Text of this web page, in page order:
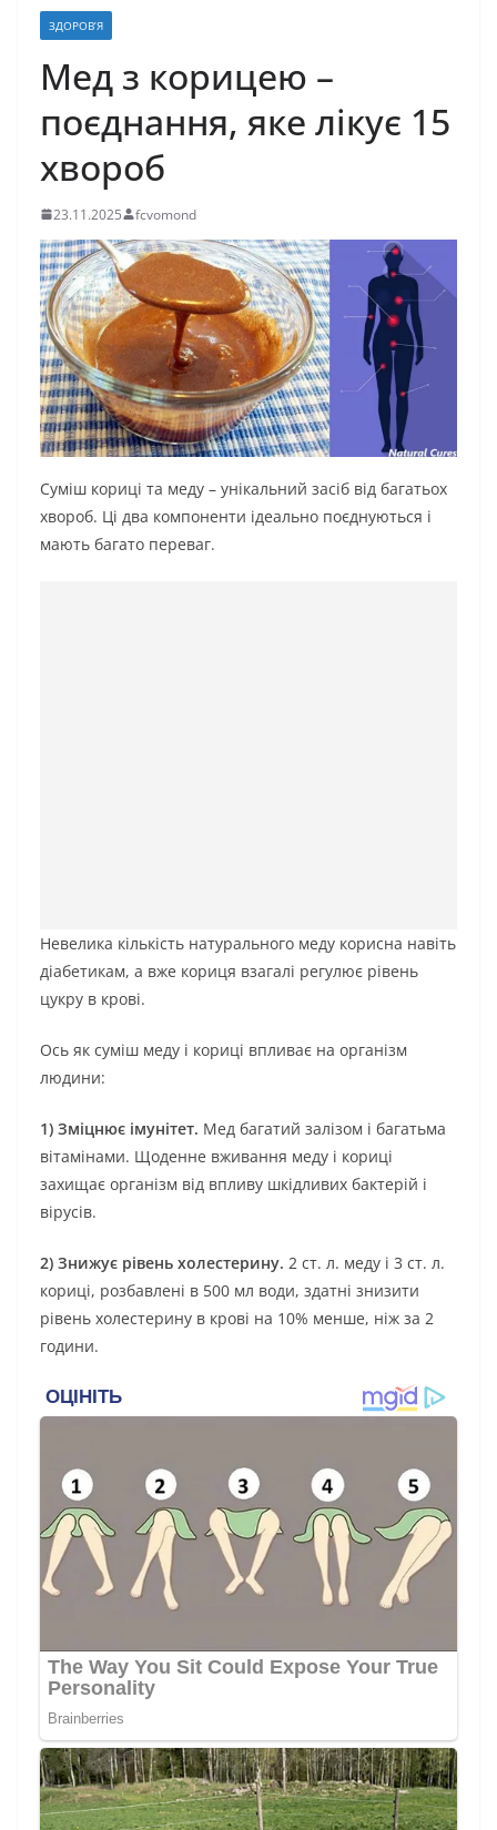
ЗДОРОВ’Я
Мед з корицею –
поєднання, яке лікує 15
хвороб
23.11.2025 fcvomond
Суміш кориці та меду – унікальний засіб від багатьох
хвороб. Ці два компоненти ідеально поєднуються і
мають багато переваг.
Невелика кількість натурального меду корисна навіть
діабетикам, а вже кориця взагалі регулює рівень
цукру в крові.
Ось як суміш меду і кориці впливає на організм
людини:
1) Зміцнює імунітет. Мед багатий залізом і багатьма
вітамінами. Щоденне вживання меду і кориці
захищає організм від впливу шкідливих бактерій і
вірусів.
2) Знижує рівень холестерину. 2 ст. л. меду і 3 ст. л.
кориці, розбавлені в 500 мл води, здатні знизити
рівень холестерину в крові на 10% менше, ніж за 2
години.